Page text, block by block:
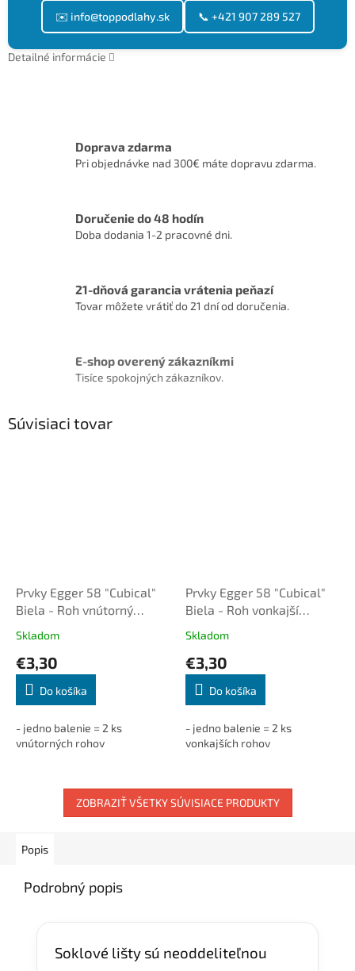
✉️ info@toppodlahy.sk 📞 +421 907 289 527
Detailné informácie
Doprava zdarma
Pri objednávke nad 300€ máte dopravu zdarma.
Doručenie do 48 hodín
Doba dodania 1-2 pracovné dni.
21-dňová garancia vrátenia peňazí
Tovar môžete vrátiť do 21 dní od doručenia.
E-shop overený zákazníkmi
Tisíce spokojných zákazníkov.
Súvisiaci tovar
Prvky Egger 58 "Cubical"
Biela - Roh vnútorný
Skladom
€3,30
Do košíka
- jedno balenie = 2 ks
vnútorných rohov
Prvky Egger 58 "Cubical"
Biela - Roh vonkajší
Skladom
€3,30
Do košíka
- jedno balenie = 2 ks
vonkajších rohov
ZOBRAZIŤ VŠETKY SÚVISIACE PRODUKTY
Popis
Podrobný popis
Soklové lišty sú neoddeliteľnou